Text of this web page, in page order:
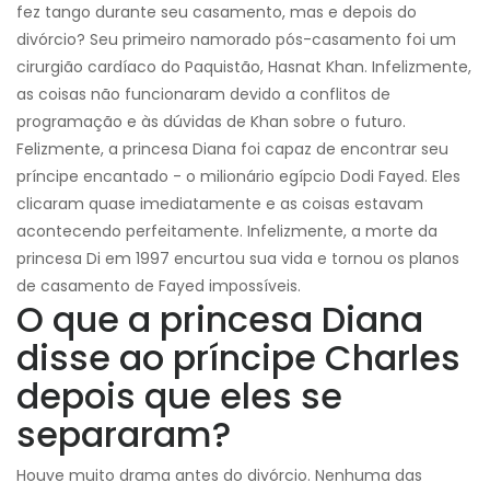
fez tango durante seu casamento, mas e depois do
divórcio? Seu primeiro namorado pós-casamento foi um
cirurgião cardíaco do Paquistão, Hasnat Khan. Infelizmente,
as coisas não funcionaram devido a conflitos de
programação e às dúvidas de Khan sobre o futuro.
Felizmente, a princesa Diana foi capaz de encontrar seu
príncipe encantado - o milionário egípcio Dodi Fayed. Eles
clicaram quase imediatamente e as coisas estavam
acontecendo perfeitamente. Infelizmente, a morte da
princesa Di em 1997 encurtou sua vida e tornou os planos
de casamento de Fayed impossíveis.
O que a princesa Diana
disse ao príncipe Charles
depois que eles se
separaram?
Houve muito drama antes do divórcio. Nenhuma das